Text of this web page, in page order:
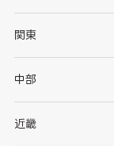
北海道
岩手県
秋田県
関東
茨城県
群馬県
中部
新潟県
近畿